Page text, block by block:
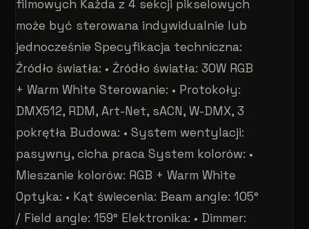
filmowych Każda z 4 sekcji pikselowych
może być sterowana indywidualnie lub
jednocześnie Specyfikacja techniczna:
Źródło światła: • Źródło światła: 30W RGB
+ Warm White Sterowanie: • Protokoły:
DMX512, RDM, Art-Net, sACN, W-DMX, 3
pokrętła Budowa: • System wentylacji:
pasywny, cicha praca System kolorów: •
Mieszanie kolorów: RGB + Warm White
Optyka: • Kąt świecenia: Beam angle: 105°
/ Field angle: 159° Elektronika: • Dimmer: